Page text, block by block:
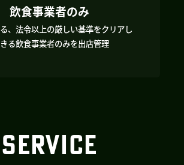
飲食事業者のみ
、法令以上の厳しい基準をクリアし
る飲食事業者のみを出店管理
SERVICE